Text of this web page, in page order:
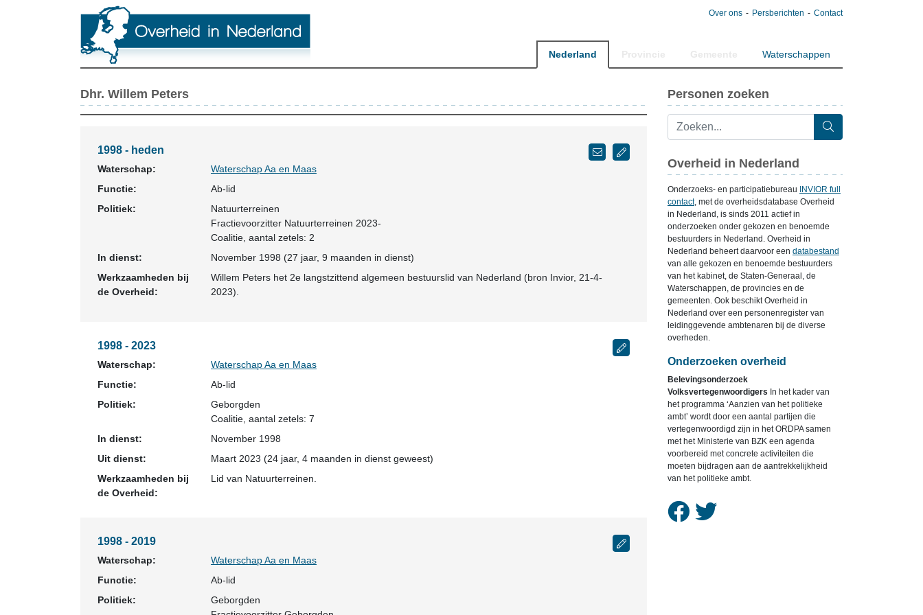
Over ons Persberichten Contact
Nederland Waterschappen
Dhr. Willem Peters
1998 - heden
Waterschap:
Waterschap Aa en Maas
Functie:
Ab-lid
Politiek:
Natuurterreinen
Fractievoorzitter Natuurterreinen 2023-
Coalitie , aantal zetels: 2
In dienst:
November 1998 (27 jaar, 9 maanden in dienst)
Werkzaamheden bij
de Overheid:
Willem Peters het 2e langstzittend algemeen bestuurslid van Nederland (bron Invior, 21-4-
2023).
1998 - 2023
Waterschap:
Waterschap Aa en Maas
Functie:
Ab-lid
Politiek:
Geborgden
Coalitie , aantal zetels: 7
In dienst:
November 1998
Uit dienst:
Maart 2023 (24 jaar, 4 maanden in dienst geweest)
Werkzaamheden bij
de Overheid:
Lid van Natuurterreinen.
1998 - 2019
Waterschap:
Waterschap Aa en Maas
Functie:
Ab-lid
Politiek:
Geborgden
Personen zoeken
Overheid in Nederland
Onderzoeks- en participatiebureau
INVIOR full
contact, met de overheidsdatabase Overheid
in Nederland, is sinds 2011 actief in
onderzoeken onder gekozen en benoemde
bestuurders in Nederland. Overheid in
Nederland beheert daarvoor een databestand
van alle gekozen en benoemde bestuurders
van het kabinet, de Staten-Generaal, de
Waterschappen, de provincies en de
gemeenten. Ook beschikt Overheid in
Nederland over een personenregister van
leidinggevende ambtenaren bij de diverse
overheden.
Onderzoeken overheid
Belevingsonderzoek
Volksvertegenwoordigers In het kader van
het programma ‘Aanzien van het politieke
ambt’ wordt door een aantal partijen die
vertegenwoordigd zijn in het ORDPA samen
met het Ministerie van BZK een agenda
voorbereid met concrete activiteiten die
moeten bijdragen aan de aantrekkelijkheid
van het politieke ambt.